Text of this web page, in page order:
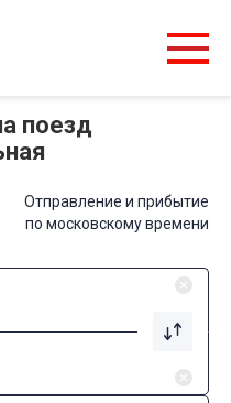
поезд
Отправление и прибытие
по московскому времени